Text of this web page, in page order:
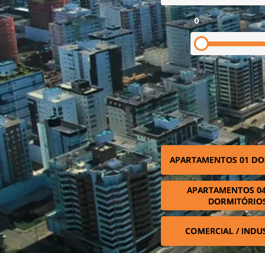
0
APARTAMENTOS 01
APARTAMENTOS
COMERCIAL /